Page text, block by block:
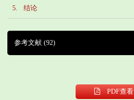
5. 结论
参考文献 (92)
PDF查看